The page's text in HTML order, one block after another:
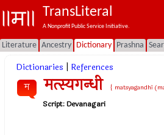
TransLiteral
A Nonprofit Public Service Initiative.
Literature Ancestry Dictionary Prashna
Dictionaries References
म मत्स्यगन्धी { matsyagandhī
Script:Devanagari